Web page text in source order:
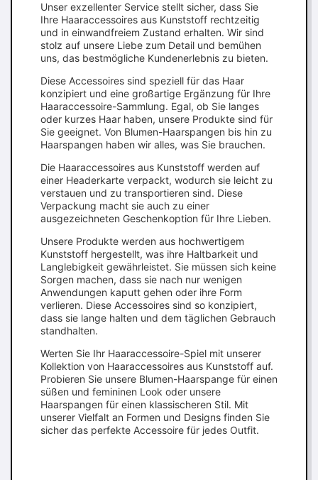
Unser exzellenter Service stellt sicher, dass Sie
Ihre Haaraccessoires aus Kunststoff rechtzeitig
und in einwandfreiem Zustand erhalten. Wir sind
stolz auf unsere Liebe zum Detail und bemühen
uns, das bestmögliche Kundenerlebnis zu bieten.
Diese Accessoires sind speziell für das Haar
konzipiert und eine großartige Ergänzung für Ihre
Haaraccessoire-Sammlung. Egal, ob Sie langes
oder kurzes Haar haben, unsere Produkte sind für
Sie geeignet. Von Blumen-Haarspangen bis hin zu
Haarspangen haben wir alles, was Sie brauchen.
Die Haaraccessoires aus Kunststoff werden auf
einer Headerkarte verpackt, wodurch sie leicht zu
verstauen und zu transportieren sind. Diese
Verpackung macht sie auch zu einer
ausgezeichneten Geschenkoption für Ihre Lieben.
Unsere Produkte werden aus hochwertigem
Kunststoff hergestellt, was ihre Haltbarkeit und
Langlebigkeit gewährleistet. Sie müssen sich keine
Sorgen machen, dass sie nach nur wenigen
Anwendungen kaputt gehen oder ihre Form
verlieren. Diese Accessoires sind so konzipiert,
dass sie lange halten und dem täglichen Gebrauch
standhalten.
Werten Sie Ihr Haaraccessoire-Spiel mit unserer
Kollektion von Haaraccessoires aus Kunststoff auf.
Probieren Sie unsere Blumen-Haarspange für einen
süßen und femininen Look oder unsere
Haarspangen für einen klassischeren Stil. Mit
unserer Vielfalt an Formen und Designs finden Sie
sicher das perfekte Accessoire für jedes Outfit.